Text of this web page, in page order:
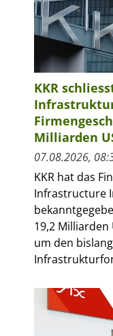
KKR
Milliarden
07.08.2026,
KKR hat das
Infrastructure
19,2 Milliarden
um den